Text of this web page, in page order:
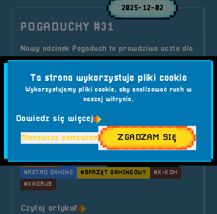
2025-12-02
POGADUCHY #31
Nowy odcinek Pogaduch to prawdziwa uczta dla
fanów sprzętu gamingowego. Rozmawiamy z
Grzegorzem Rycko, znanym jako Xaorus, o
klawiaturach, myszkach, dziwnych wynalazkach,
kulisach recenzji i o tym, kiedy pasja do sprzętu
Kategorie wpisu: Aktualności
Tagi:
#GRZEGORZ RYCKO
#KLAWIATURY MECHANICZNE
#MYSZKI GAMINGOWE
#PODCAST
#POGADUCHY
#RECENZJE SPRZĘTU
#RETRO GAMING
#SPRZĘT GAMINGOWY
#X-KOM
#XAORUS
Czytaj artykuło tytule POGADUCHY #31
Ta strona wykorzystuje pliki cookie
Wykorzystujemy pliki cookie, aby analizować ruch w
naszej witrynie.
Dowiedz się więcej
Stanowczo odmawiam ZGADZAM SIĘ